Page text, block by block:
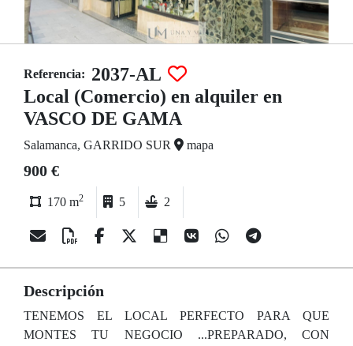
Referencia: 2037-AL
Local (Comercio) en alquiler en
VASCO DE GAMA
Salamanca, GARRIDO SUR mapa
900 €
170 m2 5 2
Descripción
TENEMOS EL LOCAL PERFECTO PARA QUE
MONTES TU NEGOCIO ...PREPARADO, CON